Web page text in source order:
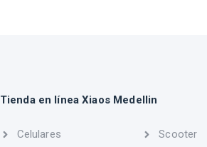
Tienda en línea Xiaos Medellin
Celulares
Scooter